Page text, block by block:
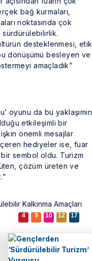
bağ kurmaları,
noktasında çok
desteklenmesi, etik
dönüşümü besleyen ve
amaçladık”
oyunu da bu yaklaşımın
etkileşimli bir
önemli mesajlar
hediyeler ise, fuar
sembol oldu. Turizm
çözüm üreten ve
Kalkınma Amaçları
4 9 10 12 17